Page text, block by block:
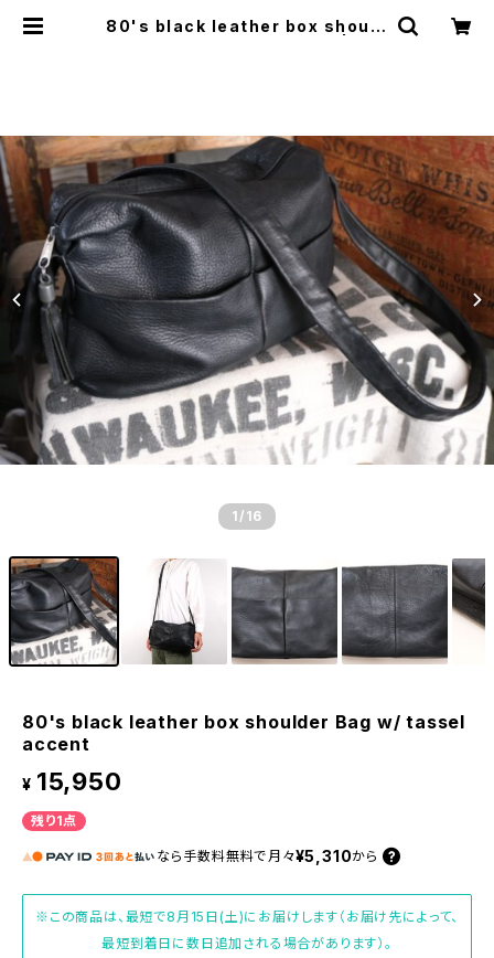
80's black leather box should
1 /16
80's black leather box shoulder Bag w/ tassel
accent
¥ 15,950
残り1点
なら 手数料無料で 月々¥5,310から
※この商品は、最短で8月15日(土)にお届けします（お届け先によって、
最短到着日に数日追加される場合があります）。